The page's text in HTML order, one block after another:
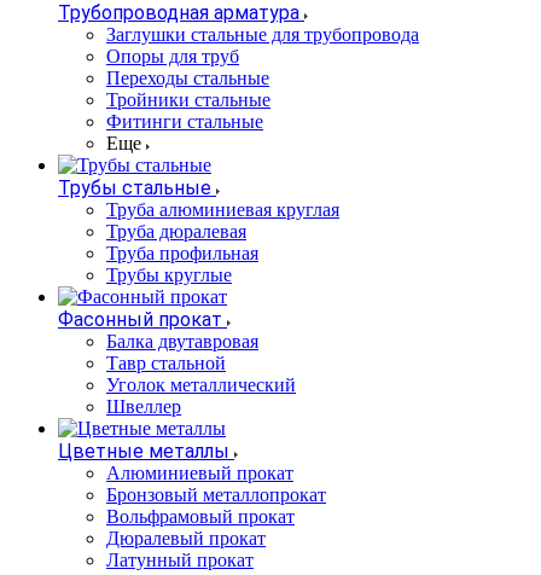
Трубопроводная арматура
Заглушки стальные для трубопровода
Опоры для труб
Переходы стальные
Тройники стальные
Фитинги стальные
Еще
Трубы стальные
Труба алюминиевая круглая
Труба дюралевая
Труба профильная
Трубы круглые
Фасонный прокат
Балка двутавровая
Тавр стальной
Уголок металлический
Швеллер
Цветные металлы
Алюминиевый прокат
Бронзовый металлопрокат
Вольфрамовый прокат
Дюралевый прокат
Латунный прокат